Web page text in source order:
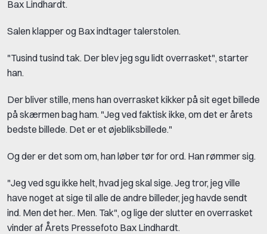
Bax Lindhardt.
Salen klapper og Bax indtager talerstolen.
"Tusind tusind tak. Der blev jeg sgu lidt overrasket", starter
han.
Der bliver stille, mens han overrasket kikker på sit eget billede
på skærmen bag ham. "Jeg ved faktisk ikke, om det er årets
bedste billede. Det er et øjebliksbillede."
Og der er det som om, han løber tør for ord. Han rømmer sig.
"Jeg ved sgu ikke helt, hvad jeg skal sige. Jeg tror, jeg ville
have noget at sige til alle de andre billeder, jeg havde sendt
ind. Men det her.. Men. Tak", og lige der slutter en overrasket
vinder af Årets Pressefoto Bax Lindhardt.